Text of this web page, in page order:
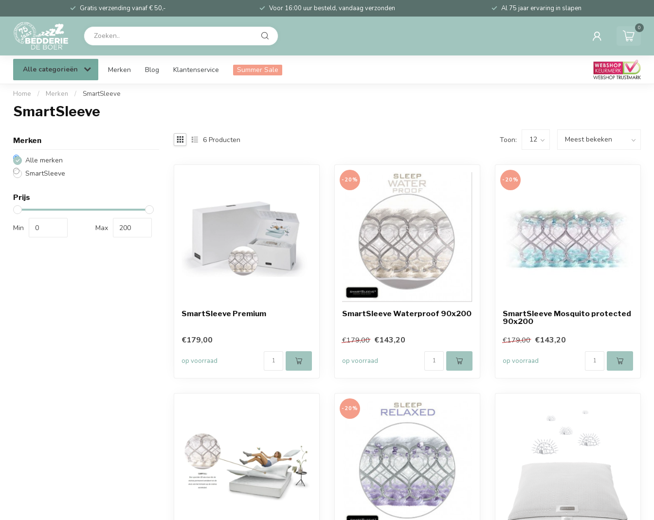
Gratis verzending vanaf € 50,- Voor 16:00 uur besteld, vandaag verzonden Al 75 jaar ervaring in slapen
0
Alle categorieën Merken Blog Klantenservice Summer Sale
Home / Merken / SmartSleeve
SmartSleeve
Merken
Alle merken
SmartSleeve
Prijs
Min Max
6 Producten Toon:
SmartSleeve Premium
€179,00
op voorraad
-20%
SmartSleeve Waterproof 90x200
€179,00 €143,20
op voorraad
-20%
SmartSleeve Mosquito protected
90x200
€179,00 €143,20
op voorraad
-20%